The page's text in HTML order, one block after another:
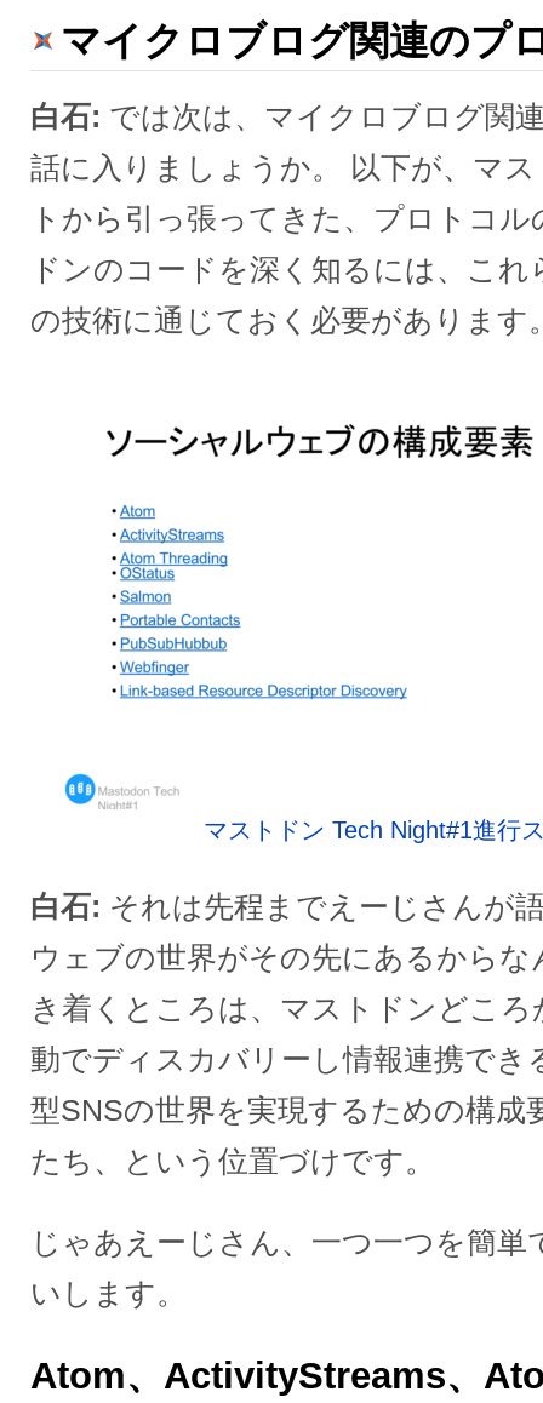
マイクロブログ関連のプ
白石 では次は、マイクロブログ関
話に入りましょうか。 以下が、マ
トから引っ張ってきた、プロトコ
ドンのコードを深く知るには、こ
の技術に通じておく必要があります
マストドン Tech Night#1進行
白石
それは先程までえーじさんが
ウェブの世界がその先にあるから
き着くところは、マストドンどこ
動でディスカバリーし情報連携でき
型SNSの世界を実現するための構成
たち、という位置づけです。
じゃあえーじさん、一つ一つを簡
いします。
Atom、ActivityStreams、